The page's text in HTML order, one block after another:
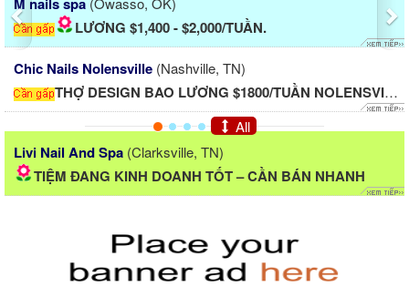
Sevierville
Seymour
Soddy-daisy
Spring Hill
All
TUẦN.
TN)
$1800/TUẦN NOLENSVILLE...
Cần thợ nail bột - TCN
VIP Nail Spa
📢 CẦN TUYỂN THỢ
Livi Nail And Spa (Clarksville, TN)
TIỆM ĐANG KINH DOANH TỐT – CẦN BÁN NHANH